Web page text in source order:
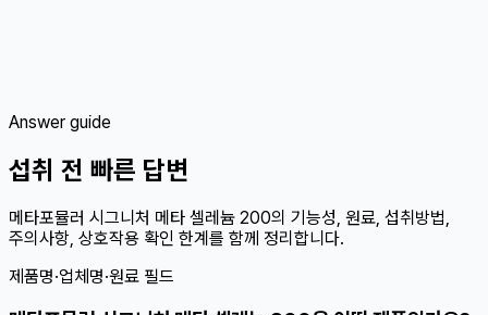
Answer guide
섭취 전 빠른 답변
메타포뮬러 시그니처 메타 셀레늄 200의 기능성, 원료, 섭취방법,
주의사항, 상호작용 확인 한계를 함께 정리합니다.
제품명·업체명·원료 필드